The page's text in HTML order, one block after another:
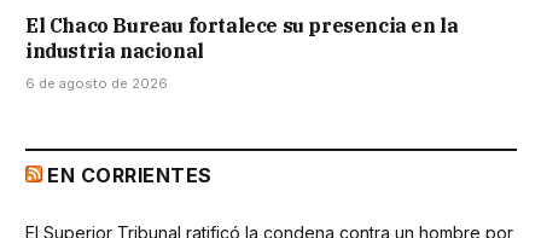
El Chaco Bureau fortalece su presencia en la
industria nacional
6 de agosto de 2026
EN CORRIENTES
El Superior Tribunal ratificó la condena contra un hombre por